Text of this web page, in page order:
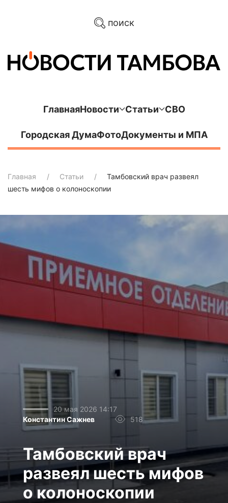
поиск
ГлавнаяНовости Статьи СВО
Городская ДумаФотоДокументы и МПА
Главная Статьи
Тамбовский врач развеял
шесть мифов о колоноскопии
20 мая 2026 14:17
Константин Сажнев
518
Тамбовский врач
развеял шесть мифов
о колоноскопии